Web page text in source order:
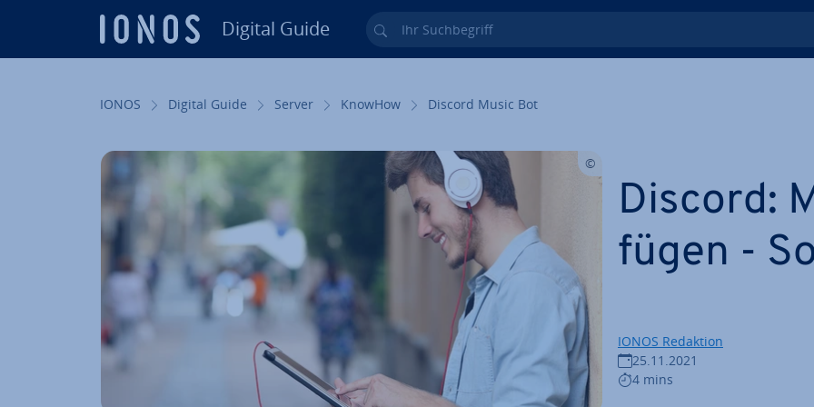
Digital Guide Ihr Such­be­griff
IONOS Digital Guide Server KnowHow Discord Music Bot
Discord:
fü­gen -
IONOS Redaktion
25.11.2021
4 mins